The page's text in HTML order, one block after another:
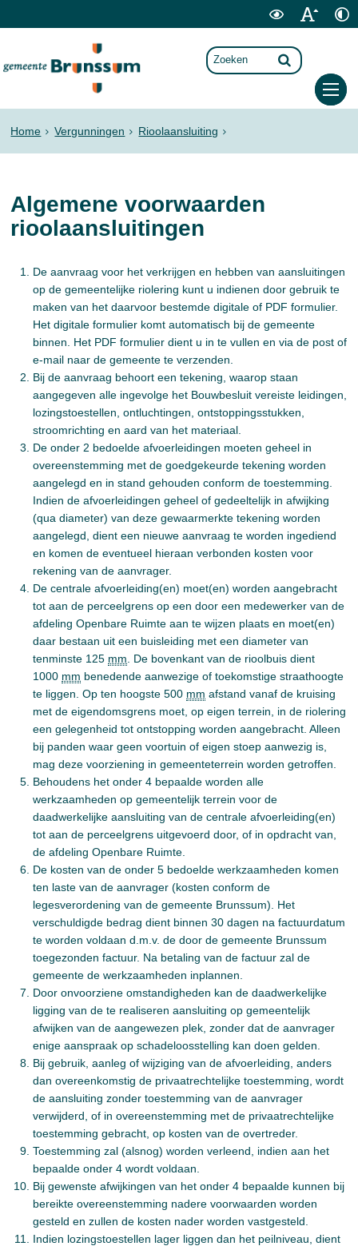
Home Vergunningen Rioolaansluiting
Algemene voorwaarden
rioolaansluitingen
De aanvraag voor het verkrijgen en hebben van aansluitingen
op de gemeentelijke riolering kunt u indienen door gebruik te
maken van het daarvoor bestemde digitale of PDF formulier.
Het digitale formulier komt automatisch bij de gemeente
binnen. Het PDF formulier dient u in te vullen en via de post of
e-mail naar de gemeente te verzenden.
Bij de aanvraag behoort een tekening, waarop staan
aangegeven alle ingevolge het Bouwbesluit vereiste leidingen,
lozingstoestellen, ontluchtingen, ontstoppingsstukken,
stroomrichting en aard van het materiaal.
De onder 2 bedoelde afvoerleidingen moeten geheel in
overeenstemming met de goedgekeurde tekening worden
aangelegd en in stand gehouden conform de toestemming.
Indien de afvoerleidingen geheel of gedeeltelijk in afwijking
(qua diameter) van deze gewaarmerkte tekening worden
aangelegd, dient een nieuwe aanvraag te worden ingediend
en komen de eventueel hieraan verbonden kosten voor
rekening van de aanvrager.
De centrale afvoerleiding(en) moet(en) worden aangebracht
tot aan de perceelgrens op een door een medewerker van de
afdeling Openbare Ruimte aan te wijzen plaats en moet(en)
daar bestaan uit een buisleiding met een diameter van
tenminste 125 mm . De bovenkant van de rioolbuis dient
1000 mm benedende aanwezige of toekomstige straathoogte
te liggen. Op ten hoogste 500 mm afstand vanaf de kruising
met de eigendomsgrens moet, op eigen terrein, in de riolering
een gelegenheid tot ontstopping worden aangebracht. Alleen
bij panden waar geen voortuin of eigen stoep aanwezig is,
mag deze voorziening in gemeenteterrein worden getroffen.
Behoudens het onder 4 bepaalde worden alle
werkzaamheden op gemeentelijk terrein voor de
daadwerkelijke aansluiting van de centrale afvoerleiding(en)
tot aan de perceelgrens uitgevoerd door, of in opdracht van,
de afdeling Openbare Ruimte.
De kosten van de onder 5 bedoelde werkzaamheden komen
ten laste van de aanvrager (kosten conform de
legesverordening van de gemeente Brunssum). Het
verschuldigde bedrag dient binnen 30 dagen na factuurdatum
te worden voldaan d.m.v. de door de gemeente Brunssum
toegezonden factuur. Na betaling van de factuur zal de
gemeente de werkzaamheden inplannen.
Door onvoorziene omstandigheden kan de daadwerkelijke
ligging van de te realiseren aansluiting op gemeentelijk
afwijken van de aangewezen plek, zonder dat de aanvrager
enige aanspraak op schadeloosstelling kan doen gelden.
Bij gebruik, aanleg of wijziging van de afvoerleiding, anders
dan overeenkomstig de privaatrechtelijke toestemming, wordt
de aansluiting zonder toestemming van de aanvrager
verwijderd, of in overeenstemming met de privaatrechtelijke
toestemming gebracht, op kosten van de overtreder.
Toestemming zal (alsnog) worden verleend, indien aan het
bepaalde onder 4 wordt voldaan.
Bij gewenste afwijkingen van het onder 4 bepaalde kunnen bij
bereikte overeenstemming nadere voorwaarden worden
gesteld en zullen de kosten nader worden vastgesteld.
Indien lozingstoestellen lager liggen dan het peilniveau, dient